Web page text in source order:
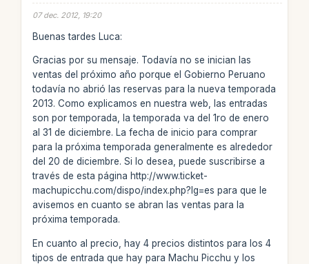
07 dec. 2012, 19:20
Buenas tardes Luca:
Gracias por su mensaje. Todavía no se inician las
ventas del próximo año porque el Gobierno Peruano
todavía no abrió las reservas para la nueva temporada
2013. Como explicamos en nuestra web, las entradas
son por temporada, la temporada va del 1ro de enero
al 31 de diciembre. La fecha de inicio para comprar
para la próxima temporada generalmente es alrededor
del 20 de diciembre. Si lo desea, puede suscribirse a
través de esta página http://www.ticket-
machupicchu.com/dispo/index.php?lg=es para que le
avisemos en cuanto se abran las ventas para la
próxima temporada.
En cuanto al precio, hay 4 precios distintos para los 4
tipos de entrada que hay para Machu Picchu y los